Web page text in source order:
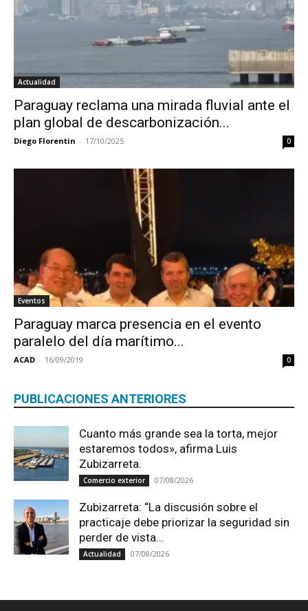
Actualidad
Paraguay reclama una mirada fluvial ante el
plan global de descarbonización...
Diego Florentin - 17/10/2025 0
Eventos
Paraguay marca presencia en el evento
paralelo del día marítimo...
ACAD - 16/09/2019 0
PUBLICACIONES ANTERIORES
Cuanto más grande sea la torta, mejor
estaremos todos», afirma Luis
Zubizarreta.
Comercio exterior 07/08/2026
Zubizarreta: “La discusión sobre el
practicaje debe priorizar la seguridad sin
perder de vista...
Actualidad 07/08/2026